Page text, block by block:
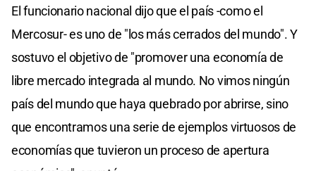
El funcionario nacional dijo que el país -como el
Mercosur- es uno de "los más cerrados del mundo". Y
sostuvo el objetivo de "promover una economía de
libre mercado integrada al mundo. No vimos ningún
país del mundo que haya quebrado por abrirse, sino
que encontramos una serie de ejemplos virtuosos de
economías que tuvieron un proceso de apertura